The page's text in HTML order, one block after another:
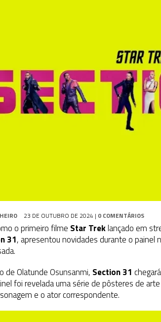
23 DE OUTUBRO DE 2024 | 0 COMENTÁRIOS
o primeiro filme Star Treklançado em
31, apresentou novidades durante o painel
de Olatunde Osunsanmi, Section 31
foi revelada uma série de pôsteres de
e o ator correspondente.